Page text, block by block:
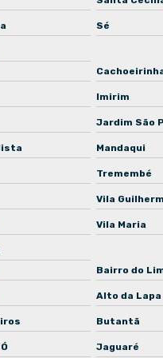
de bomba centrífuga
de bomba submersa
de bomba submersível
de bomba de recalque
de bomba para poço
de bomba in-line
de motoredutor
de motor elétrico
de motor elétrico industrial
Sé
Imirim
Jardim São
Mandaqui
Tremembé
Vila
Vila Maria
Bairro do
Alto da Lapa
Butantã
Jaguaré